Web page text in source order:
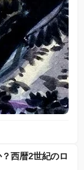
西暦2世紀のロ